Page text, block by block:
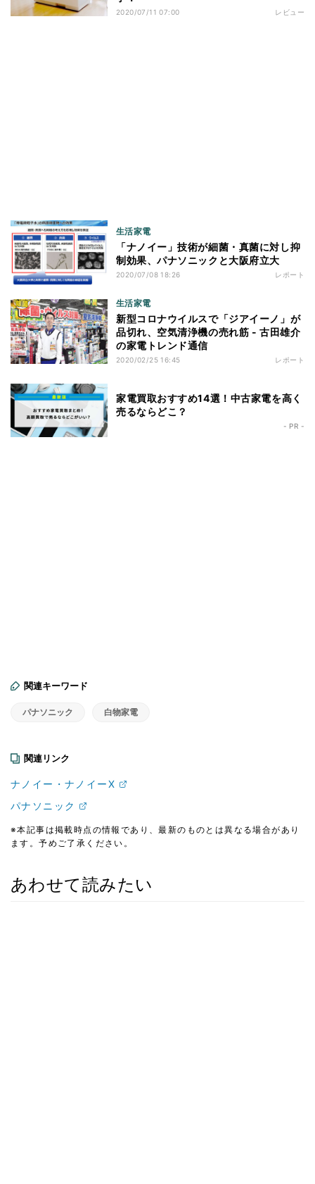
2020/07/11 07:00 レビュー
生活家電
「ナノイー」技術が細菌・真菌に対し抑
制効果、パナソニックと大阪府立大
2020/07/08 18:26 レポート
生活家電
新型コロナウイルスで「ジアイーノ」が
品切れ、空気清浄機の売れ筋 - 古田雄介
の家電トレンド通信
2020/02/25 16:45 レポート
家電買取おすすめ14選！中古家電を高く
売るならどこ？
- PR -
関連キーワード
パナソニック 白物家電
関連リンク
ナノイー・ナノイーX
パナソニック
※本記事は掲載時点の情報であり、最新のものとは異なる場合があり
ます。予めご了承ください。
あわせて読みたい